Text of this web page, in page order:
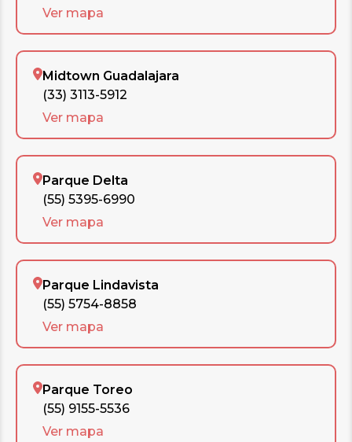
Ver mapa
Midtown Guadalajara
(33) 3113-5912
Ver mapa
Parque Delta
(55) 5395-6990
Ver mapa
Parque Lindavista
(55) 5754-8858
Ver mapa
Parque Toreo
(55) 9155-5536
Ver mapa